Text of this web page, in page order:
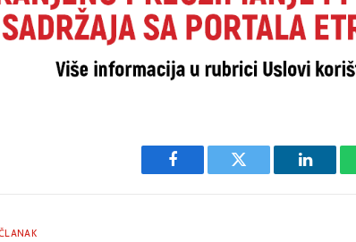
Facebook Twitter